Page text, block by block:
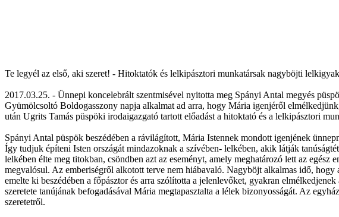
Te legyél az első, aki szeret! - Hitoktatók és lelkipásztori munkatársak nagyböjti
2017.03.25. - Ünnepi koncelebrált szentmisével nyitotta meg Spányi Antal megyés
Gyümölcsoltó Boldogasszony napja alkalmat ad arra, hogy Mária igenjéről
után Ugrits Tamás püspöki irodaigazgató tartott előadást a hitoktató és a lelkipásztori
Spányi Antal püspök beszédében a rávilágított, Mária Istennek mondott igenjének
Így tudjuk építeni Isten országát mindazoknak a szívében- lelkében, akik látják
lelkében élte meg titokban, csöndben azt az eseményt, amely meghatározó lett az
megvalósul. Az emberiségről alkotott terve nem hiábavaló. Nagyböjt alkalmas idő,
emelte ki beszédében a főpásztor és arra szólította a jelenlevőket, gyakran
szeretete tanújának befogadásával Mária megtapasztalta a lélek bizonyosságát. Az
szeretetről.